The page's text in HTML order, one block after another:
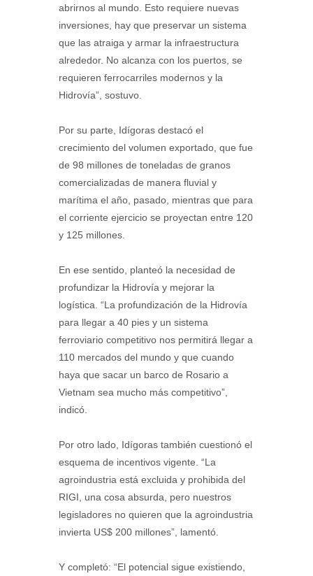
abrirnos al mundo. Esto requiere nuevas
inversiones, hay que preservar un sistema
que las atraiga y armar la infraestructura
alrededor. No alcanza con los puertos, se
requieren ferrocarriles modernos y la
Hidrovía”, sostuvo.
Por su parte, Idígoras destacó el
crecimiento del volumen exportado, que fue
de 98 millones de toneladas de granos
comercializadas de manera fluvial y
marítima el año, pasado, mientras que para
el corriente ejercicio se proyectan entre 120
y 125 millones.
En ese sentido, planteó la necesidad de
profundizar la Hidrovía y mejorar la
logística. “La profundización de la Hidrovía
para llegar a 40 pies y un sistema
ferroviario competitivo nos permitirá llegar a
110 mercados del mundo y que cuando
haya que sacar un barco de Rosario a
Vietnam sea mucho más competitivo”,
indicó.
Por otro lado, Idígoras también cuestionó el
esquema de incentivos vigente. “La
agroindustria está excluida y prohibida del
RIGI, una cosa absurda, pero nuestros
legisladores no quieren que la agroindustria
invierta US$ 200 millones”, lamentó.
Y completó: “El potencial sigue existiendo,